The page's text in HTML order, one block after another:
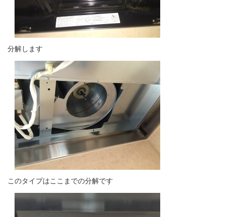
分解します
このタイプはここまでの分解です